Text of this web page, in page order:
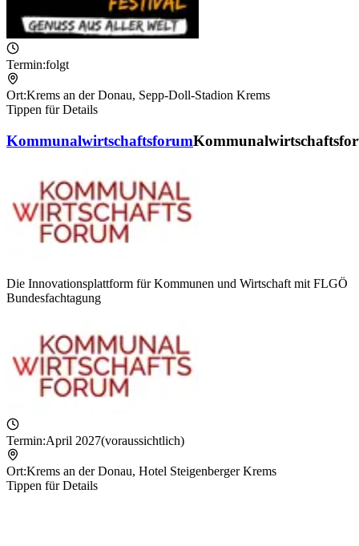
Termin:folgt
Ort:Krems an der Donau, Sepp-Doll-Stadion Krems
Tippen für Details
Kommunalwirtschaftsforum
Die Innovationsplattform für Kommunen und Wirtschaft mit FLGÖ
Bundesfachtagung
Termin:April 2027(voraussichtlich)
Ort:Krems an der Donau, Hotel Steigenberger Krems
Tippen für Details